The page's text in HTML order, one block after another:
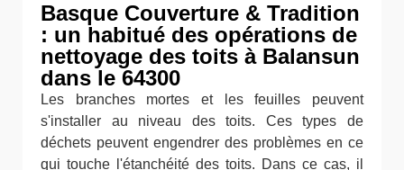
Basque Couverture & Tradition
: un habitué des opérations de
nettoyage des toits à Balansun
dans le 64300
Les branches mortes et les feuilles peuvent
s'installer au niveau des toits. Ces types de
déchets peuvent engendrer des problèmes en ce
qui touche l'étanchéité des toits. Dans ce cas, il